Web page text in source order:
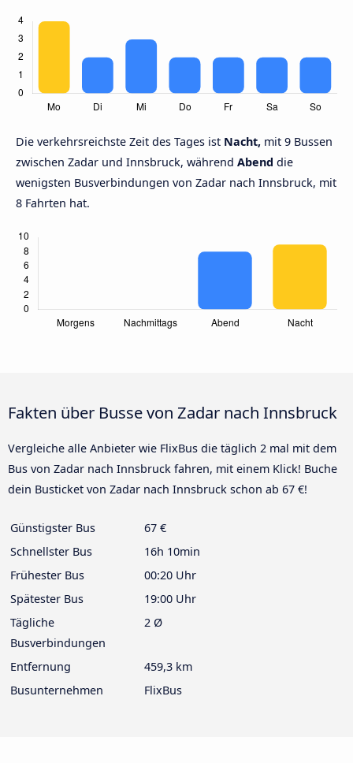
Die verkehrsreichste Zeit des Tages ist Nacht, mit 9 Bussen
zwischen Zadar und Innsbruck, während Abend die
wenigsten Busverbindungen von Zadar nach Innsbruck, mit
8 Fahrten hat.
Fakten über Busse von Zadar nach Innsbruck
Vergleiche alle Anbieter wie FlixBus die täglich 2 mal mit dem
Bus von Zadar nach Innsbruck fahren, mit einem Klick! Buche
dein Busticket von Zadar nach Innsbruck schon ab 67 €!
Günstigster Bus
67 €
Schnellster Bus
16h 10min
Frühester Bus
00:20 Uhr
Spätester Bus
19:00 Uhr
Tägliche
Busverbindungen
2 Ø
Entfernung
459,3 km
Busunternehmen
FlixBus